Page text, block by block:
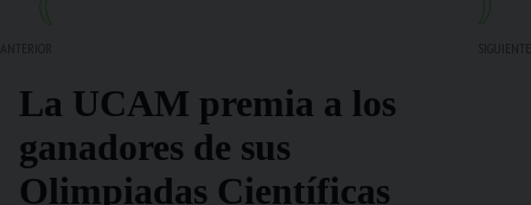
La UCAM premia a los
ganadores de sus
Olimpiadas Científicas